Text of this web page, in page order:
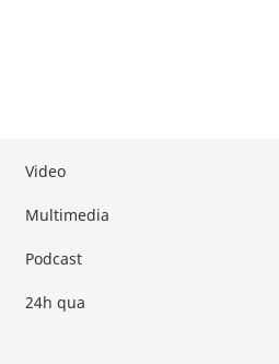
Video
Multimedia
Podcast
24h qua